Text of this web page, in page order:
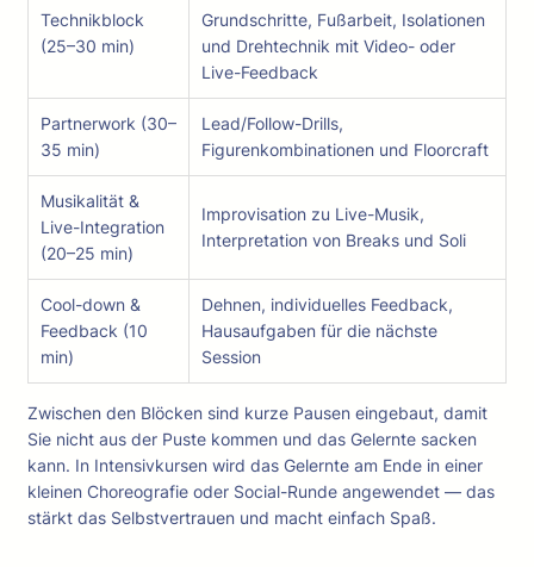
Technikblock
(25–30 min)
Grundschritte, Fußarbeit, Isolationen
und Drehtechnik mit Video- oder
Live-Feedback
Partnerwork (30–
35 min)
Lead/Follow-Drills,
Figurenkombinationen und Floorcraft
Musikalität &
Live-Integration
(20–25 min)
Improvisation zu Live-Musik,
Interpretation von Breaks und Soli
Cool-down &
Feedback (10
min)
Dehnen, individuelles Feedback,
Hausaufgaben für die nächste
Session
Zwischen den Blöcken sind kurze Pausen eingebaut, damit
Sie nicht aus der Puste kommen und das Gelernte sacken
kann. In Intensivkursen wird das Gelernte am Ende in einer
kleinen Choreografie oder Social-Runde angewendet — das
stärkt das Selbstvertrauen und macht einfach Spaß.